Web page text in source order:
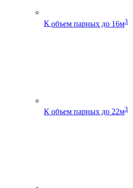
К объем парных до 16м3
К объем парных до 22м3